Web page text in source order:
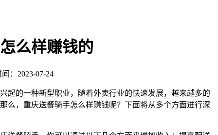
么样赚钱的
：2023-07-24
起的一种新型职业，随着外卖行业的快速发展，越来越多的
么，重庆送餐骑手怎么样赚钱呢？下面将从多个方面进行深